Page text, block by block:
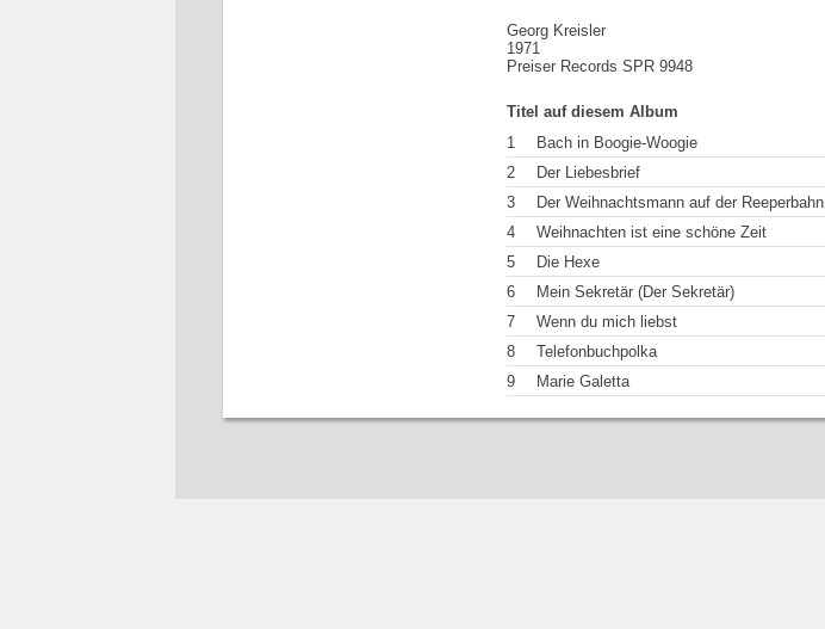
Georg Kreisler
1971
Preiser Records SPR 9948
Titel auf diesem Album
1
Bach in Boogie-Woogie
2
Der Liebesbrief
3
Der Weihnachtsmann auf der Reeperbahn
4
Weihnachten ist eine schöne Zeit
5
Die Hexe
6
Mein Sekretär (Der Sekretär)
7
Wenn du mich liebst
8
Telefonbuchpolka
9
Marie Galetta